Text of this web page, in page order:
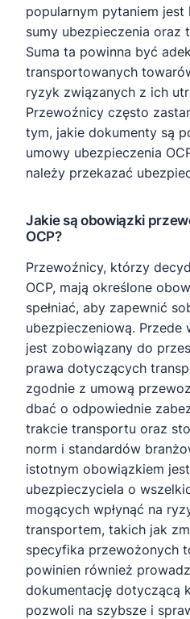
popularnym pytaniem
sumy ubezpieczenia oraz
Suma ta powinna być
transportowanych
ryzyk związanych z ich
Przewoźnicy często
tym, jakie dokumenty są
umowy ubezpieczenia
należy przekazać
Jakie są obowiązki
OCP?
Przewoźnicy, którzy
OCP, mają określone
spełniać, aby zapewnić
ubezpieczeniową.
jest zobowiązany do
prawa dotyczących
zgodnie z umową
dbać o odpowiednie
trakcie transportu oraz
norm i standardów
istotnym obowiązkiem
ubezpieczyciela o
mogących wpłynąć na
transportem, takich jak
specyfika przewożonych
powinien również
dokumentację dotyczącą
pozwoli na szybsze i